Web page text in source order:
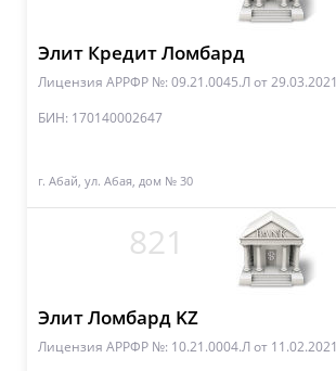
Элит Кредит Ломбард
Лицензия АРРФР №: 09.21.0045.Лот 29.03.2021
БИН: 170140002647
г. Абай, ул. Абая, дом № 30
821
Элит Ломбард KZ
Лицензия АРРФР №: 10.21.0004.Лот 11.02.2021